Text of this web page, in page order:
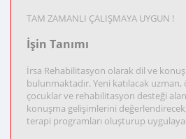
TAM ZAMANLI ÇALIŞMAYA UYGUN !
İşin Tanımı
İrsa Rehabilitasyon olarak dil ve
bulunmaktadır. Yeni katılacak
çocuklar ve rehabilitasyon desteği
konuşma gelişimlerini
terapi programları oluşturup